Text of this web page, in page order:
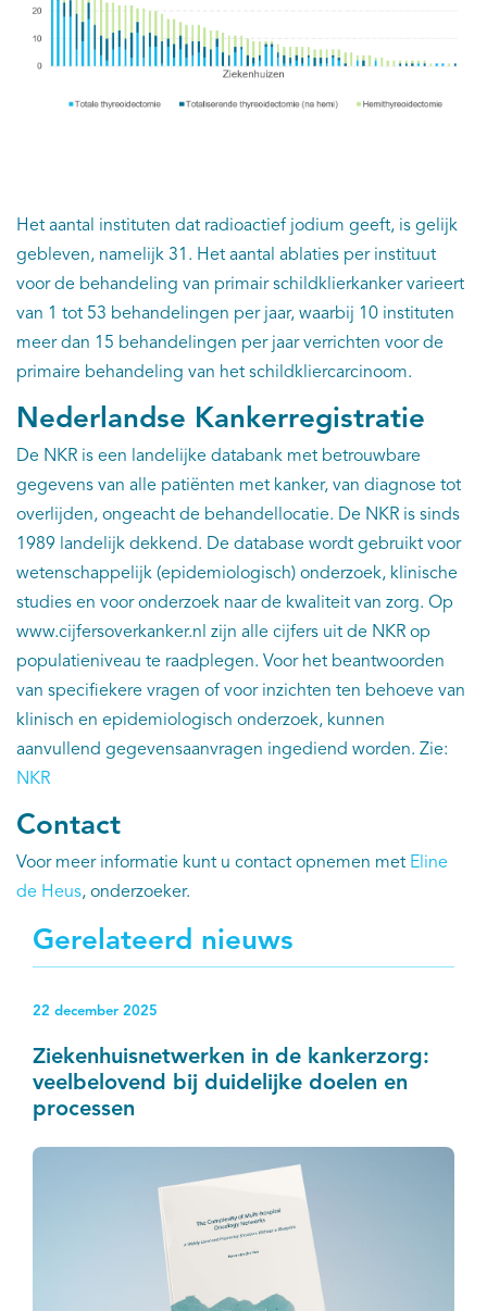
Het aantal instituten dat radioactief jodium geeft, is gelijk
gebleven, namelijk 31. Het aantal ablaties per instituut
voor de behandeling van primair schildklierkanker varieert
van 1 tot 53 behandelingen per jaar, waarbij 10 instituten
meer dan 15 behandelingen per jaar verrichten voor de
primaire behandeling van het schildkliercarcinoom.
Nederlandse Kankerregistratie
De NKR is een landelijke databank met betrouwbare
gegevens van alle patiënten met kanker, van diagnose tot
overlijden, ongeacht de behandellocatie. De NKR is sinds
1989 landelijk dekkend. De database wordt gebruikt voor
wetenschappelijk (epidemiologisch) onderzoek, klinische
studies en voor onderzoek naar de kwaliteit van zorg. Op
www.cijfersoverkanker.nl zijn alle cijfers uit de NKR op
populatieniveau te raadplegen. Voor het beantwoorden
van specifiekere vragen of voor inzichten ten behoeve van
klinisch en epidemiologisch onderzoek, kunnen
aanvullend gegevensaanvragen ingediend worden. Zie:
NKR
Contact
Voor meer informatie kunt u contact opnemen met Eline
de Heus, onderzoeker.
Gerelateerd nieuws
22 december 2025
Ziekenhuisnetwerken in de kankerzorg:
veelbelovend bij duidelijke doelen en
processen